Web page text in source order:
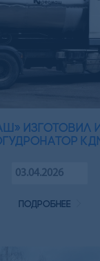
изготовил
03.04.2026
подробнее